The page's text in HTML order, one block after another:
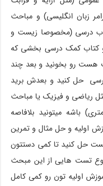
زبان انگلیسی) و مباحث
درسی (مخصوصا زیست و
کتاب کمک درسی بخشی که
هست رو بخونید و بعد چند
حل کنید و بعدش برید
ریاضی و فیزیک یا مباحث
باشه میتونید بلافاصه
اولیه و حل مثال و تمرین
حل کنید تا کمی دستتون
نوع تست هایی از این مبحث
اولیه تون رو کمی کامل